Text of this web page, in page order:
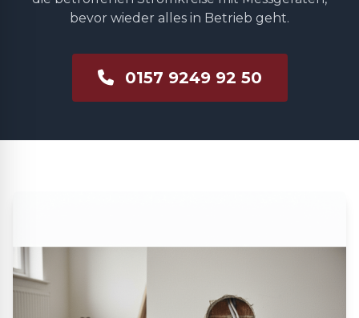
bevor wieder alles in Betrieb geht.
0157 9249 92 50